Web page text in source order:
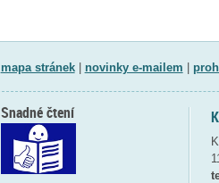
mapa stránek| novinky e-mailem
Snadné čtení